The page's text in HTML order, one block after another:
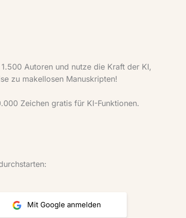
Autoren und nutze die Kraft der KI,
zu makellosen Manuskripten!
Zeichen gratis für KI-Funktionen.
Mit Google anmelden